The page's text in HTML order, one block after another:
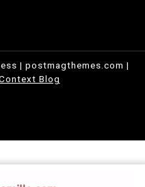
| postmagthemes.com |
Blog